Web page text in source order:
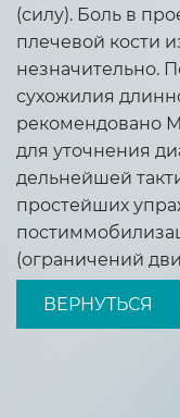
(силу). Боль в
плечевой кости
незначительно.
сухожилия
рекомендовано
для уточнения
дельнейшей
простейших
(ограничений
ВЕРНУТЬСЯ